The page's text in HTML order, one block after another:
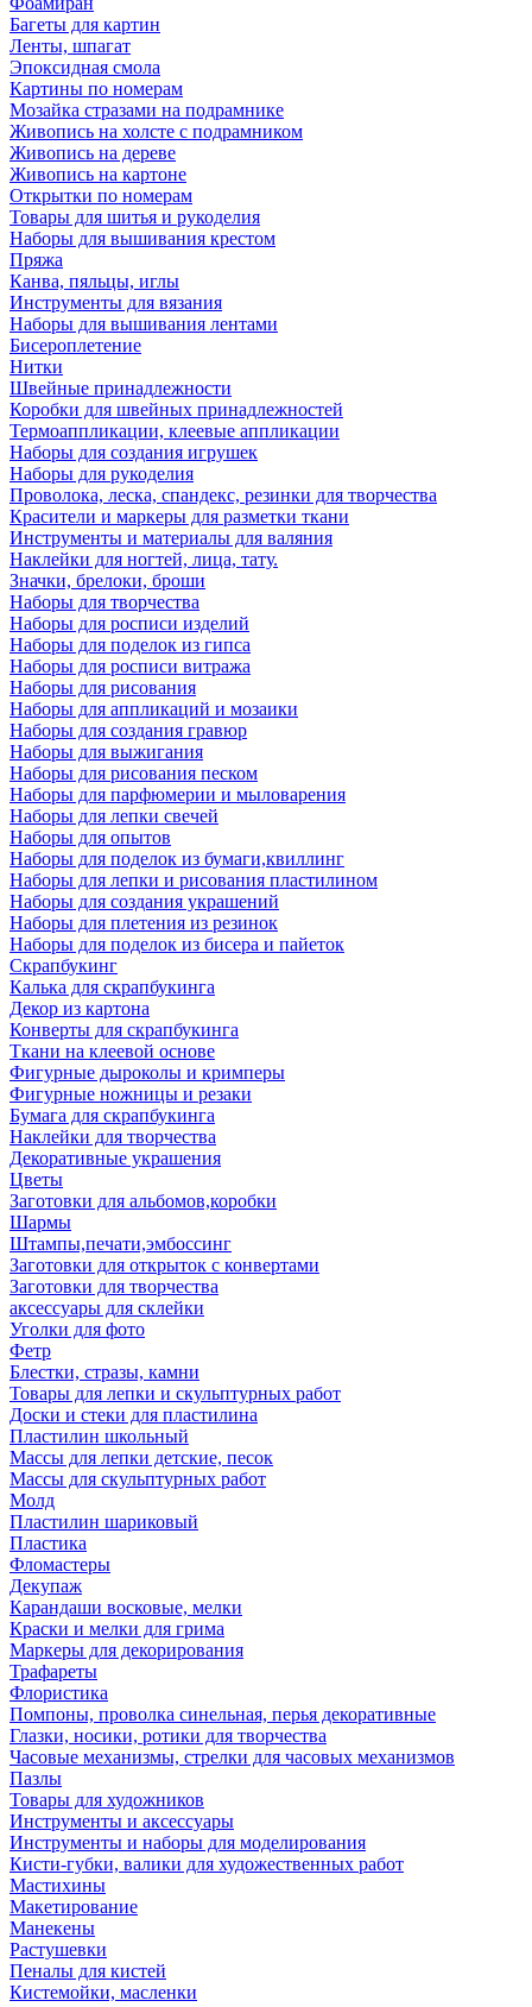
Багеты для картин
Ленты, шпагат
Эпоксидная смола
Картины по номерам
Мозайка стразами на подрамнике
Живопись на холсте с подрамником
Живопись на дереве
Живопись на картоне
Открытки по номерам
Товары для шитья и рукоделия
Наборы для вышивания крестом
Пряжа
Канва, пяльцы, иглы
Инструменты для вязания
Наборы для вышивания лентами
Бисероплетение
Нитки
Швейные принадлежности
Коробки для швейных принадлежностей
Термоаппликации, клеевые аппликации
Наборы для создания игрушек
Наборы для рукоделия
Проволока, леска, спандекс, резинки для творчества
Красители и маркеры для разметки ткани
Инструменты и материалы для валяния
Наклейки для ногтей, лица, тату.
Значки, брелоки, броши
Наборы для творчества
Наборы для росписи изделий
Наборы для поделок из гипса
Наборы для росписи витража
Наборы для рисования
Наборы для аппликаций и мозаики
Наборы для создания гравюр
Наборы для выжигания
Наборы для рисования песком
Наборы для парфюмерии и мыловарения
Наборы для лепки свечей
Наборы для опытов
Наборы для поделок из бумаги,квиллинг
Наборы для лепки и рисования пластилином
Наборы для создания украшений
Наборы для плетения из резинок
Наборы для поделок из бисера и пайеток
Скрапбукинг
Калька для скрапбукинга
Декор из картона
Конверты для скрапбукинга
Ткани на клеевой основе
Фигурные дыроколы и кримперы
Фигурные ножницы и резаки
Бумага для скрапбукинга
Наклейки для творчества
Декоративные украшения
Цветы
Заготовки для альбомов,коробки
Шармы
Штампы,печати,эмбоссинг
Заготовки для открыток с конвертами
Заготовки для творчества
аксессуары для склейки
Уголки для фото
Фетр
Блестки, стразы, камни
Товары для лепки и скульптурных работ
Доски и стеки для пластилина
Пластилин школьный
Массы для лепки детские, песок
Массы для скульптурных работ
Молд
Пластилин шариковый
Пластика
Фломастеры
Декупаж
Карандаши восковые, мелки
Краски и мелки для грима
Маркеры для декорирования
Трафареты
Флористика
Помпоны, проволка синельная, перья декоративные
Глазки, носики, ротики для творчества
Часовые механизмы, стрелки для часовых механизмов
Пазлы
Товары для художников
Инструменты и аксессуары
Инструменты и наборы для моделирования
Кисти-губки, валики для художественных работ
Мастихины
Макетирование
Манекены
Растушевки
Пеналы для кистей
Кистемойки, масленки